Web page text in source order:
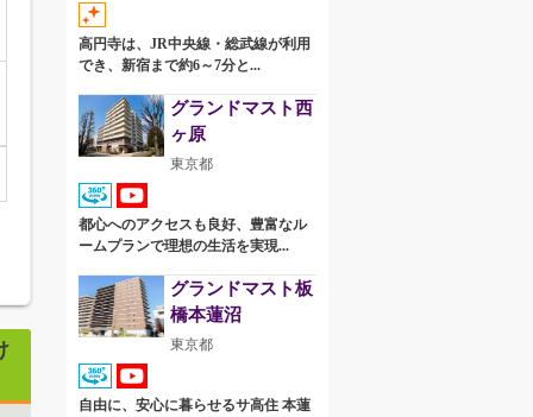
高円寺は、JR中央線・総武線が利用
でき、新宿まで約6～7分と...
グランドマスト西
ヶ原
東京都
都心へのアクセスも良好、豊富なル
ームプランで理想の生活を実現...
グランドマスト板
橋本蓮沼
東京都
自由に、安心に暮らせるサ高住 本蓮